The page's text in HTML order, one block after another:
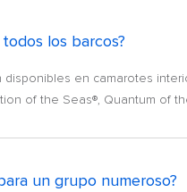
los barcos?
en camarotes
of the Seas®, Quantum of
un grupo numeroso?